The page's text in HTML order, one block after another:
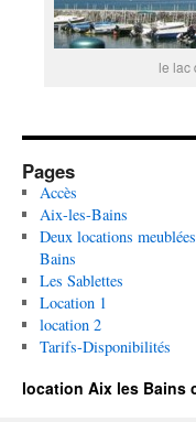
le lac
Pages
Accès
Aix-les-Bains
Deux locations
Bains
Les Sablettes
Location 1
location 2
Tarifs-Disponibilités
location Aix les Bains